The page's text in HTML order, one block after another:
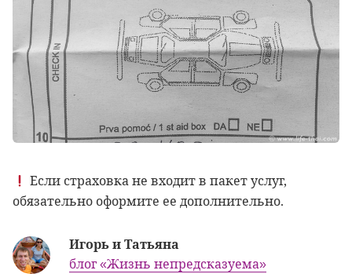
Если страховка не входит в пакет услуг,
обязательно оформите ее дополнительно.
Игорь и Татьяна
блог «Жизнь непредсказуема»